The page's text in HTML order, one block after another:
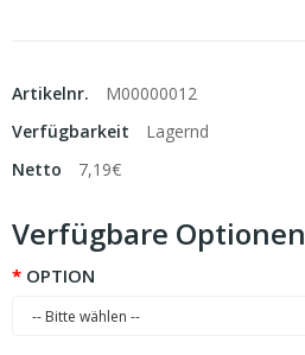
Artikelnr.
M00000012
Verfügbarkeit
Lagernd
Netto
7,19€
Verfügbare Optionen
OPTION